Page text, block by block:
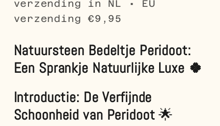
verzending in NL • EU
verzending €9,95
Natuursteen Bedeltje Peridoot:
Een Sprankje Natuurlijke Luxe 🍀
Introductie: De Verfijnde
Schoonheid van Peridoot 🌟